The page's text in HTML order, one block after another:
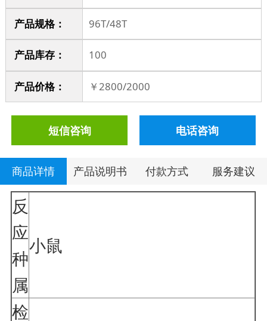
产品规格： 96T/48T
产品库存 ： 100
产品价格 ： ￥2800/2000
短信咨询 电话咨询
商品详情 产品说明书 付款方式 服务建议
反
应
种
属
小鼠
检